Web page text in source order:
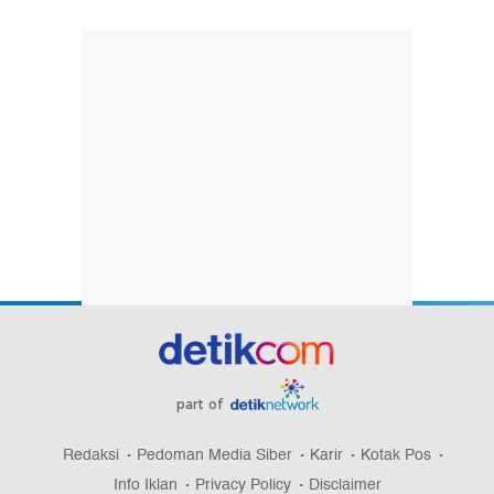
part of
Redaksi Pedoman Media Siber Karir
Kotak Pos
Info Iklan
Privacy Policy Disclaimer